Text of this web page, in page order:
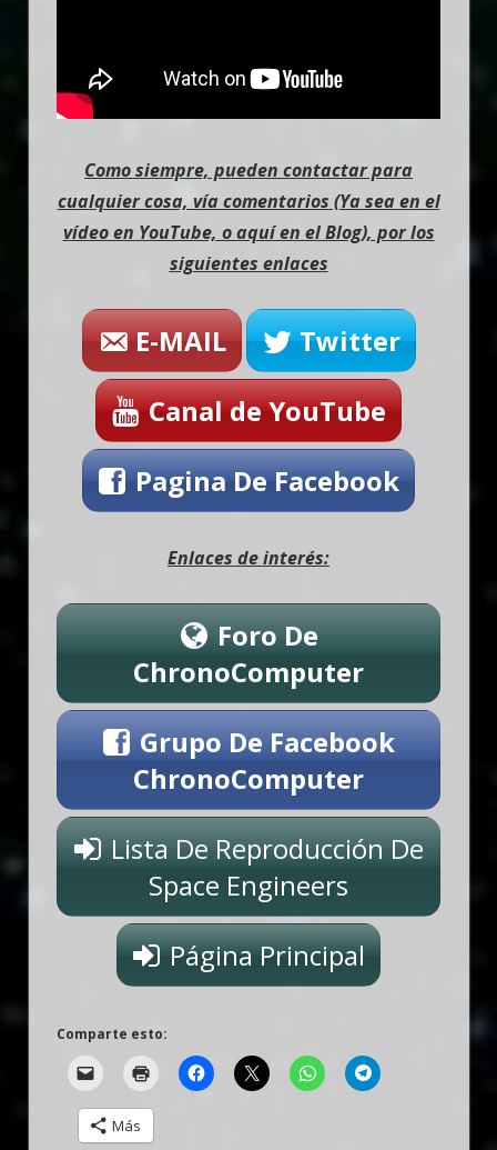
Como siempre, pueden contactar para
cualquier cosa, vía comentarios (Ya sea en el
vídeo en YouTube, o aquí en el Blog), por los
siguientes enlaces
E-MAIL
Twitter
Canal de YouTube
Pagina De Facebook
Enlaces de interés:
Foro De
ChronoComputer
Grupo De Facebook
ChronoComputer
Lista De Reproducción De
Space Engineers
Página Principal
Comparte esto:
Más